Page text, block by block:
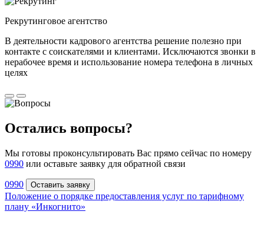
Рекрутинговое агентство
В деятельности кадрового агентства решение полезно при
контакте с соискателями и клиентами. Исключаются звонки в
нерабочее время и использование номера телефона в личных
целях
Остались вопросы?
Мы готовы проконсультировать Вас прямо сейчас по номеру
0990 или оставьте заявку для обратной связи
0990 Оставить заявку
Положение о порядке предоставления услуг по тарифному
плану «Инкогнито»